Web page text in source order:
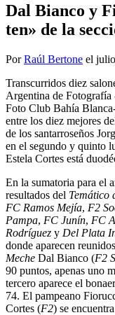
Dal Bianco y
ten» de la
PorRaúl Bertone el
Transcurridos diez
Argentina de Fotografía
Foto Club Bahía
entre los diez mejores
de los santarroseños
en el segundo y quinto
Estela Cortes está
En la sumatoria para el
resultados del Temático
FC Ramos Mejía, F2
Pampa, FC Junín, FC
Rodríguez y Del Plata
donde aparecen
Meche Dal Bianco (F2
90 puntos, apenas uno
tercero aparece el
74. El pampeano
Cortes (F2) se